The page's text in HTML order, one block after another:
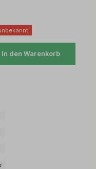
In den Warenkorb